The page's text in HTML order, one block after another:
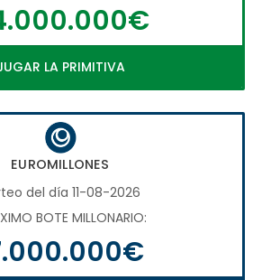
LA PRIMITIVA
EUROMILLONES
del día 11-08-2026
BOTE MILLONARIO: